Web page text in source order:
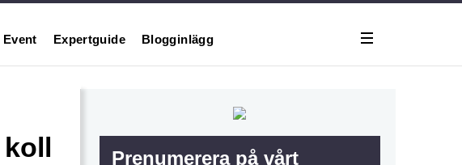
Event Expertguide Blogginlägg
Prenumerera på vårt